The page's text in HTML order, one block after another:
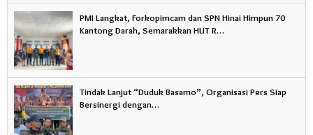
PMI Langkat, Forkopimcam dan SPN Hinai Himpun 70
Kantong Darah, Semarakkan HUT R…
Tindak Lanjut “Duduk Basamo”, Organisasi Pers Siap
Bersinergi dengan…